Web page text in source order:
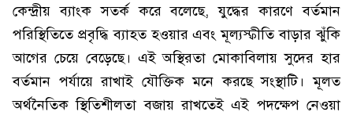
কেন্দ্রীয় ব্যাংক সতর্ক করে বলেছে, যুদ্ধের কারণে বর্তমান
পরিস্থিতিতে প্রবৃদ্ধি ব্যাহত হওয়ার এবং মূল্যস্ফীতি বাড়ার ঝুঁকি
আগের চেয়ে বেড়েছে। এই অস্থিরতা মোকাবিলায় সুদের হার
বর্তমান পর্যায়ে রাখাই যৌক্তিক মনে করছে সংস্থাটি। মূলত
অর্থনৈতিক স্থিতিশীলতা বজায় রাখতেই এই পদক্ষেপ নেওয়া